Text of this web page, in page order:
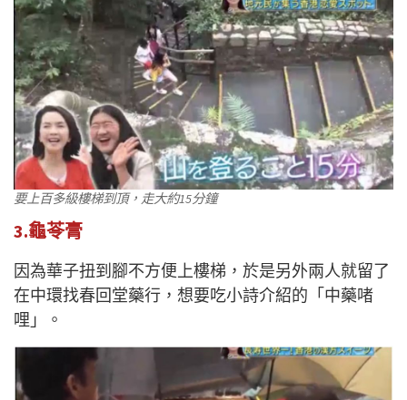
要上百多級樓梯到頂，走大約15分鐘
3.龜苓膏
因為華子扭到腳不方便上樓梯，於是另外兩人就留了
在中環找春回堂藥行，想要吃小詩介紹的「中藥啫
哩」。